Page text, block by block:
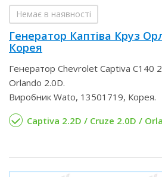
Немає в наявності
Генератор Каптіва Круз
Корея
Генератор Chevrolet Captiva C140
Orlando 2.0D.
Виробник Wato, 13501719, Корея.
Captiva 2.2D / Cruze 2.0D /